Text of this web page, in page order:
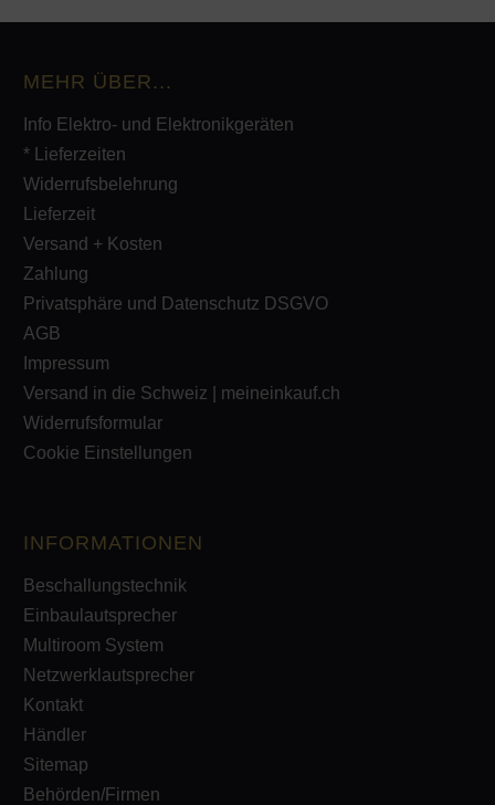
MEHR ÜBER...
Info Elektro- und Elektronikgeräten
* Lieferzeiten
Widerrufsbelehrung
Lieferzeit
Versand + Kosten
Zahlung
Privatsphäre und Datenschutz DSGVO
AGB
Impressum
Versand in die Schweiz | meineinkauf.ch
Widerrufsformular
Cookie Einstellungen
INFORMATIONEN
Beschallungstechnik
Einbaulautsprecher
Multiroom System
Netzwerklautsprecher
Kontakt
Händler
Sitemap
Behörden/Firmen